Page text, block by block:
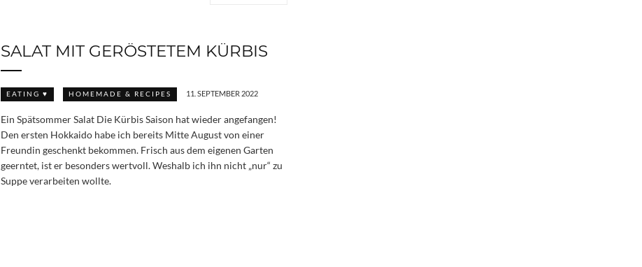
SALAT MIT GERÖSTETEM KÜRBIS
EATING ♥ HOMEMADE & RECIPES 11. SEPTEMBER 2022
Ein Spätsommer Salat Die Kürbis Saison hat wieder angefangen!
Den ersten Hokkaido habe ich bereits Mitte August von einer
Freundin geschenkt bekommen. Frisch aus dem eigenen Garten
geerntet, ist er besonders wertvoll. Weshalb ich ihn nicht „nur“ zu
Suppe verarbeiten wollte.